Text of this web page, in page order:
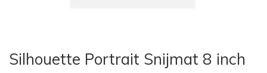
Silhouette Portrait Snijmat 8 inch